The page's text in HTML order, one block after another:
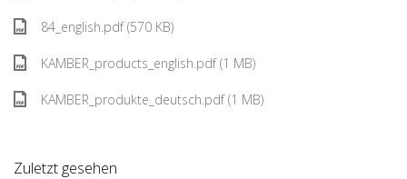
84_english.pdf (570 KB)
KAMBER_products_english.pdf (1 MB)
KAMBER_produkte_deutsch.pdf (1 MB)
Zuletzt gesehen